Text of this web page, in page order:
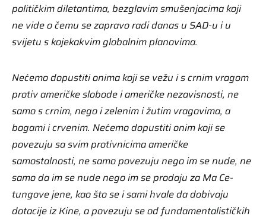
političkim diletantima, bezglavim smušenjacima koji
ne vide o čemu se zapravo radi danas u SAD-u i u
svijetu s kojekakvim globalnim planovima.
Nećemo dopustiti onima koji se vežu i s crnim vragom
protiv američke slobode i američke nezavisnosti, ne
samo s crnim, nego i zelenim i žutim vragovima, a
bogami i crvenim. Nećemo dopustiti onim koji se
povezuju sa svim protivnicima američke
samostalnosti, ne samo povezuju nego im se nude, ne
samo da im se nude nego im se prodaju za Ma Ce-
tungove jene, kao što se i sami hvale da dobivaju
dotacije iz Kine, a povezuju se od fundamentalističkih